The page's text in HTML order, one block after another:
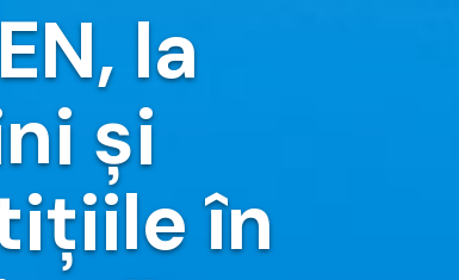
la
și
în